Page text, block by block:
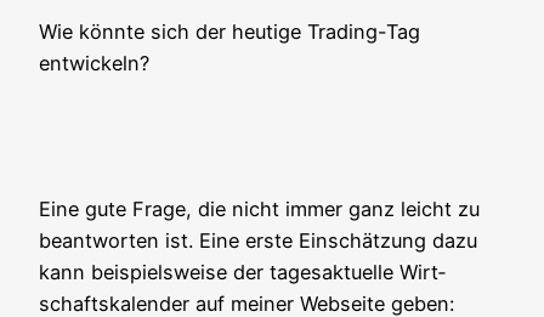
Wie könn­te sich der heu­ti­ge Tra­ding-Tag
entwickeln?
Eine gute Fra­ge, die nicht immer ganz leicht zu
beant­wor­ten ist. Eine ers­te Ein­schät­zung dazu
kann bei­spiels­wei­se der tages­ak­tu­el­le Wirt­
schafts­ka­len­der auf mei­ner Web­sei­te geben: